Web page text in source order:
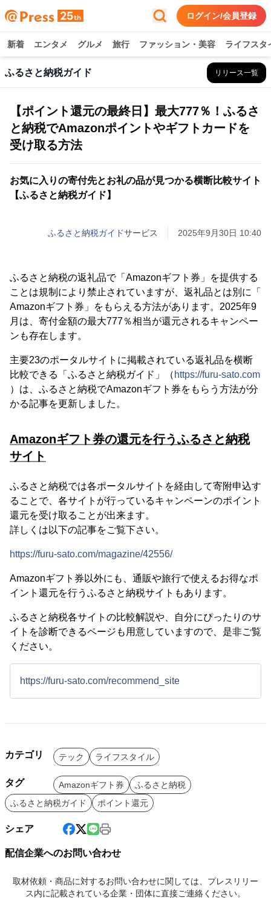
ログイン/会員登録
新着 エンタメ グルメ 旅行 ファッション・美容 ライフスタ
ふるさと納税ガイド リリース一覧
【ポイント還元の最終日】最大777％！ふるさ
と納税でAmazonポイントやギフトカードを
受け取る方法
お気に入りの寄付先とお礼の品が見つかる横断比較サイト
【ふるさと納税ガイド】
ふるさと納税ガイドサービス 2025年9月30日 10:40
ふるさと納税の返礼品で「Amazonギフト券」を提供する
ことは規制により禁止されていますが、返礼品とは別に「
Amazonギフト券」をもらえる方法があります。2025年9
月は、寄付金額の最大777％相当が還元されるキャンペー
ンも存在します。
主要23のポータルサイトに掲載されている返礼品を横断
比較できる「ふるさと納税ガイド」（ https://furu-sato.com
）は、ふるさと納税でAmazonギフト券をもらう方法が分
かる記事を更新しました。
Amazonギフト券の還元を行うふるさと納税
サイト
ふるさと納税では各ポータルサイトを経由して寄附申込す
ることで、各サイトが行っているキャンペーンのポイント
還元を受け取ることが出来ます。
詳しくは以下の記事をご覧下さい。
https://furu-sato.com/magazine/42556/
Amazonギフト券以外にも、通販や旅行で使えるお得なポ
イント還元を行うふるさと納税サイトもあります。
ふるさと納税各サイトの比較解説や、自分にぴったりのサ
イトを診断できるページも用意していますので、是非ご覧
ください。
https://furu-sato.com/recommend_site
カテゴリ テック ライフスタイル
タグ Amazonギフト券
ふるさと納税
ふるさと納税ガイド
ポイント還元
シェア
配信企業へのお問い合わせ
取材依頼・商品に対するお問い合わせに関しては、プレスリリー
ス内に記載されている企業・団体に直接ご連絡ください。